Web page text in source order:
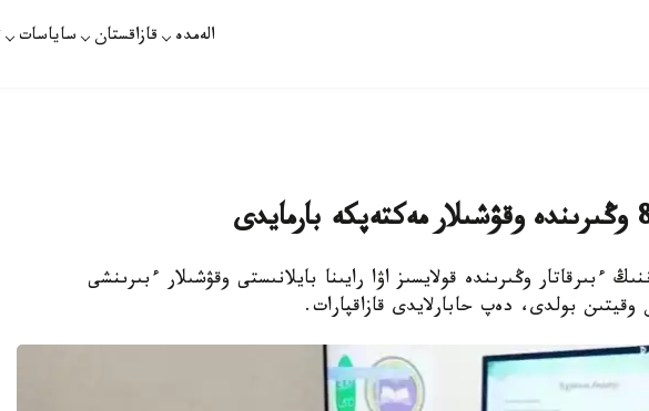
الەمدە قازاقستان ساياسات
ءبىرقاتار وڭىرىندە قولايسىز اۋا رايىنا بايلانىستى وقۋشىلار ءبىرىنشى
وقيتىن بولدى، دەپ حابارلايدى قازاقپارات.